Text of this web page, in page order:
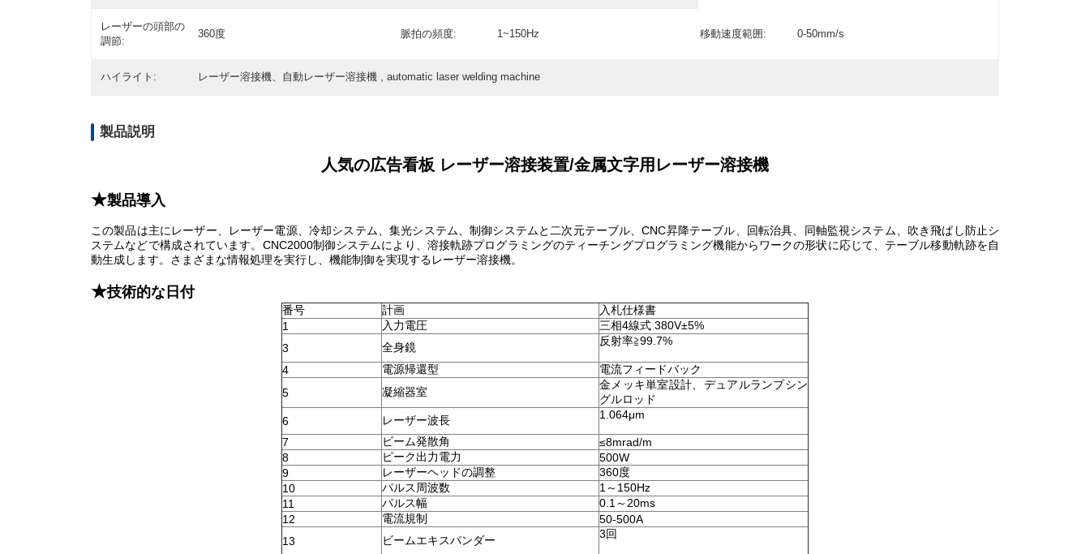
レーザーの頭部の
調節:
360度 脈拍の頻度: 1~150Hz 移動速度範囲: 0-50mm/s
ハイライト: レーザー溶接機、自動レーザー溶接機 , automatic laser welding machine
製品説明
人気の広告看板 レーザー溶接装置/金属文字用レーザー溶接機
★製品導入
この製品は主にレーザー、レーザー電源、冷却システム、集光システム、制御システムと二次元テーブル、CNC昇降テーブル、回転治具、同軸監視システム、吹き飛ばし防止シ
ステムなどで構成されています。CNC2000制御システムにより、溶接軌跡プログラミングのティーチングプログラミング機能からワークの形状に応じて、テーブル移動軌跡を自
動生成します。さまざまな情報処理を実行し、機能制御を実現するレーザー溶接機。
★技術的な日付
番号 計画
入札仕様書
1
入力電圧
三相4線式 380V±5%
3
全身鏡 反射率≧99.7%
4 電源帰還型
電流フィードバック
5
凝縮器室
金メッキ単室設計、デュアルランプシン
グルロッド
6
レーザー波長 1.064μm
7 ビーム発散角
≤8mrad/m
8
ピーク出力電力
500W
9
レーザーヘッドの調整
360度
10
パルス周波数
1～150Hz
11
パルス幅
0.1～20ms
12
電流規制
50-500A
13
ビームエキスパンダー 3回